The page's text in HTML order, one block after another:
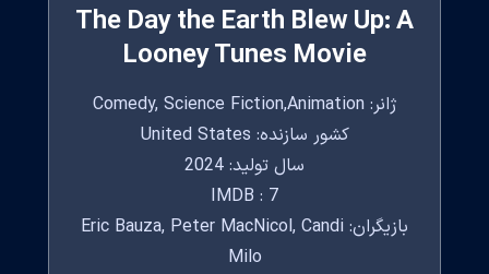
The Day the Earth Blew Up: A
Looney Tunes Movie
ژانر: Comedy, Science Fiction,Animation
کشور سازنده: United States
سال تولید: 2024
IMDB : 7
بازیگران: Eric Bauza, Peter MacNicol, Candi
Milo